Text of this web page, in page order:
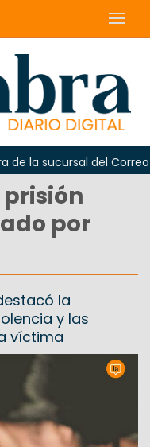
sucursal del Correo
prisión
por
la
y las
víctima